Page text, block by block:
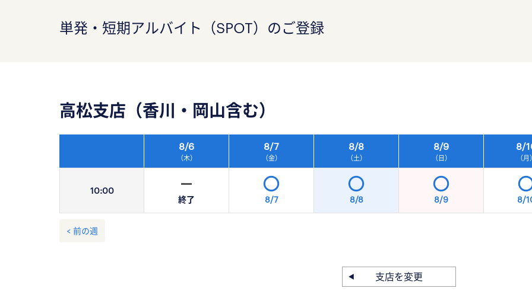
単発・短期アルバイト（SPOT）のご登録
高松支店（香川・岡山含む）
10:00
8/6
（木）
8/7
（金）
8/8
（土）
8/9
（日）
8/
（月）
終了 8/7 8/8 8/9 8/
< 前の週
支店を変更